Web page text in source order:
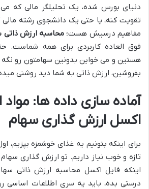
دنیای بورس شده، یک تحلیلگر مالی که
تقویت کنه، یا حتی یک دانشجوی رشته
مفاهیم درسیش هست؛ محاسبه ارزش ذاتی
فوق العاده کاربردی برای همه شماست.
هستین و می خواین بدونین سهامتون رو نگه
بفروشین، ارزش ذاتی به شما دید روشنی
آماده سازی داده ها: مواد
اکسل ارزش گذاری سهام
برای اینکه بتونیم یه غذای خوشمزه بپزیم،
تازه و خوب نیاز داریم. تو ارزش گذاری
اینکه فایل اکسل محاسبه ارزش ذاتی
درستی بده، باید یه سری اطلاعات اساسی